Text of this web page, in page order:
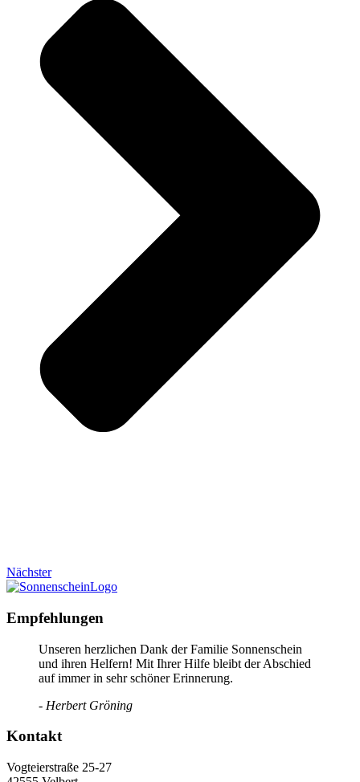
Nächster
Empfehlungen
Unseren herzlichen Dank der Familie Sonnenschein
und ihren Helfern! Mit Ihrer Hilfe bleibt der Abschied
auf immer in sehr schöner Erinnerung.
- Herbert Gröning
Kontakt
Vogteierstraße 25-27